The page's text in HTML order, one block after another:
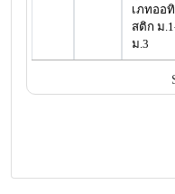
เภทออทิ
สติก ม
ม.3